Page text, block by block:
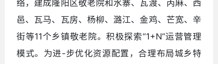
络，建成隆阳区敬老院和水寨、瓦渡、丙麻、西
邑、瓦马、瓦房、杨柳、潞江、金鸡、芒宽、辛
街等11个乡镇敬老院。积极探索“1+N”运营管理
模式。为进-步优化资源配置，合理布局城乡特